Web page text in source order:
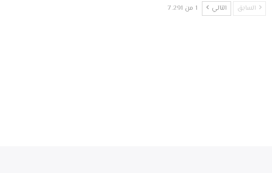
السابق التالي 1 من 7٬291